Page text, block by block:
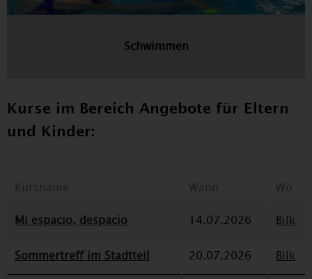
Schwimmen
Kurse im Bereich Angebote für Eltern
und Kinder:
Kursname Wann
Wo
Mi espacio, despacio
14.07.2026 Bilk
Sommertreff im Stadtteil 20.07.2026
Bilk